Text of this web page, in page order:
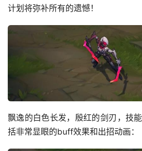
计划将弥补所有的遗憾！
飘逸的白色长发，殷红的剑刃，技
括非常显眼的buff效果和出招动画：